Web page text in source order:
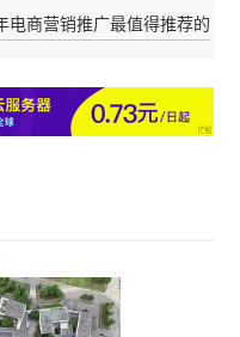
电商营销推广最值得推荐的